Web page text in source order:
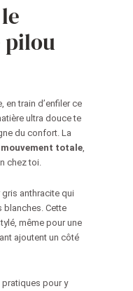
pilou
en train d’enfiler ce
ultra douce te
du confort. La
mouvement totale,
chez toi.
anthracite qui
blanches. Cette
même pour une
ajoutent un côté
pour y